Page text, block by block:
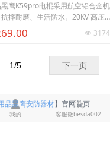
对抗场景。
电；Type-C 接口适配充电宝、
家用插座充电，续航补给便捷。
电棍尺寸小巧轻便，可放入挎
车水杯槽，适配白领夜归、独居
用。W01电棍的爆闪强光可快速
手视觉，制造反击窗口；高压脉
促使肌肉抽搐酸软，低电流设计
成永久性伤残伤害。尾部总电源
口袋不会挤压误放电；W01电棍采
C 接口，手机充电线、车充、
兼顾日常照明实用属性与近身自
力。
黑鹰K59pro电棍采用航空铝合金机
摔耐磨、生活防水。20KV 高压
敌，搭配高亮 LED 三档照明（强
光 / 爆闪），USB 便捷充电，小
K59电棍全长14厘米，小巧易携
车载防身、夜路上下班、女生防狼
넶 3174
下一页
1/5
品黑鹰安防器材】官网首页
넙
我的
ꀤ
客服微besda002